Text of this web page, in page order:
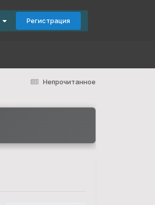
Регистрация
Непрочитанное